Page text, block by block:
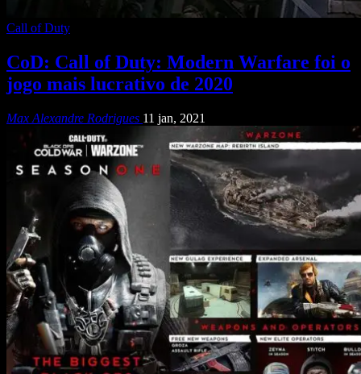
Call of Duty
CoD: Call of Duty: Modern Warfare foi o
jogo mais lucrativo de 2020
Max Alexandre Rodrigues 11 jan, 2021